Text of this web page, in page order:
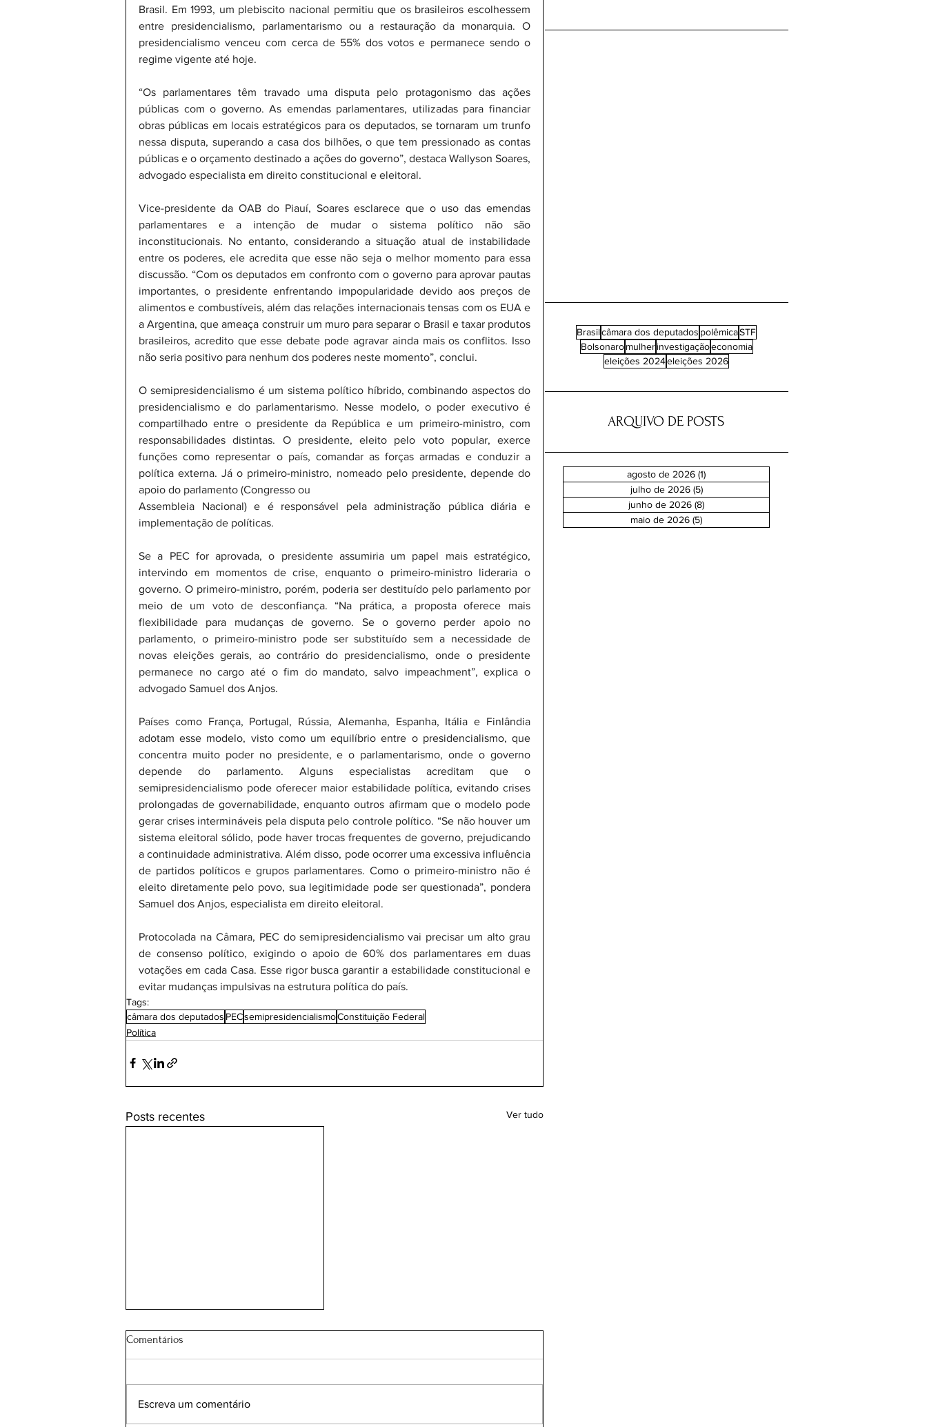
Brasil. Em 1993, um plebiscito nacional permitiu que os brasileiros escolhessem
entre presidencialismo, parlamentarismo ou a restauração da monarquia. O
presidencialismo venceu com cerca de 55% dos votos e permanece sendo o
regime vigente até hoje.
“Os parlamentares têm travado uma disputa pelo protagonismo das ações
públicas com o governo. As emendas parlamentares, utilizadas para financiar
obras públicas em locais estratégicos para os deputados, se tornaram um trunfo
nessa disputa, superando a casa dos bilhões, o que tem pressionado as contas
públicas e o orçamento destinado a ações do governo”, destaca Wallyson Soares,
advogado especialista em direito constitucional e eleitoral.
Vice-presidente da OAB do Piauí, Soares esclarece que o uso das emendas
parlamentares e a intenção de mudar o sistema político não são
inconstitucionais. No entanto, considerando a situação atual de instabilidade
entre os poderes, ele acredita que esse não seja o melhor momento para essa
discussão. “Com os deputados em confronto com o governo para aprovar pautas
importantes, o presidente enfrentando impopularidade devido aos preços de
alimentos e combustíveis, além das relações internacionais tensas com os EUA e
a Argentina, que ameaça construir um muro para separar o Brasil e taxar produtos
brasileiros, acredito que esse debate pode agravar ainda mais os conflitos. Isso
não seria positivo para nenhum dos poderes neste momento”, conclui.
O semipresidencialismo é um sistema político híbrido, combinando aspectos do
presidencialismo e do parlamentarismo. Nesse modelo, o poder executivo é
compartilhado entre o presidente da República e um primeiro-ministro, com
responsabilidades distintas. O presidente, eleito pelo voto popular, exerce
funções como representar o país, comandar as forças armadas e conduzir a
política externa. Já o primeiro-ministro, nomeado pelo presidente, depende do
apoio do parlamento (Congresso ou
Assembleia Nacional) e é responsável pela administração pública diária e
implementação de políticas.
Se a PEC for aprovada, o presidente assumiria um papel mais estratégico,
intervindo em momentos de crise, enquanto o primeiro-ministro lideraria o
governo. O primeiro-ministro, porém, poderia ser destituído pelo parlamento por
meio de um voto de desconfiança. “Na prática, a proposta oferece mais
flexibilidade para mudanças de governo. Se o governo perder apoio no
parlamento, o primeiro-ministro pode ser substituído sem a necessidade de
novas eleições gerais, ao contrário do presidencialismo, onde o presidente
permanece no cargo até o fim do mandato, salvo impeachment”, explica o
advogado Samuel dos Anjos.
Países como França, Portugal, Rússia, Alemanha, Espanha, Itália e Finlândia
adotam esse modelo, visto como um equilíbrio entre o presidencialismo, que
concentra muito poder no presidente, e o parlamentarismo, onde o governo
depende do parlamento. Alguns especialistas acreditam que o
semipresidencialismo pode oferecer maior estabilidade política, evitando crises
prolongadas de governabilidade, enquanto outros afirmam que o modelo pode
gerar crises intermináveis pela disputa pelo controle político. “Se não houver um
sistema eleitoral sólido, pode haver trocas frequentes de governo, prejudicando
a continuidade administrativa. Além disso, pode ocorrer uma excessiva influência
de partidos políticos e grupos parlamentares. Como o primeiro-ministro não é
eleito diretamente pelo povo, sua legitimidade pode ser questionada”, pondera
Samuel dos Anjos, especialista em direito eleitoral.
Protocolada na Câmara, PEC do semipresidencialismo vai precisar um alto grau
de consenso político, exigindo o apoio de 60% dos parlamentares em duas
votações em cada Casa. Esse rigor busca garantir a estabilidade constitucional e
evitar mudanças impulsivas na estrutura política do país.
Tags:
câmara dos deputados PECsemipresidencialismoConstituição Federal
Política
Posts recentes Ver tudo
Comentários
Escreva um comentário
Brasilcâmara dos deputados polêmicaSTF
Bolsonaro mulher investigaçãoeconomia
eleições 2024eleições 2026
ARQUIVO DE POSTS
agosto de 2026 (1)
julho de 2026 (5)5 posts
junho de 2026 (8)
maio de 2026 (5)